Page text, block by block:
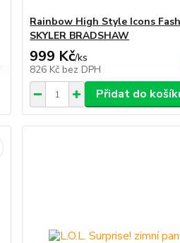
Rainbow High Style Icons
SKYLER BRADSHAW
999 Kč/ks
826 Kč bez DPH
Přidat do